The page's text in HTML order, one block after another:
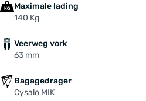
Maximale lading
140 Kg
Veerweg vork
63 mm
Bagagedrager
Cysalo MIK